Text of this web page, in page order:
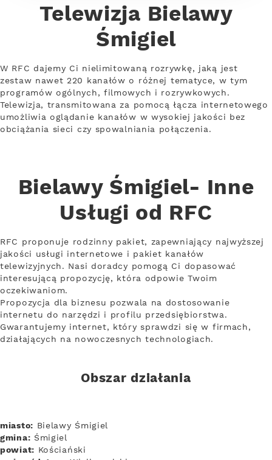
Telewizja Bielawy
Śmigiel
W RFC dajemy Ci nielimitowaną rozrywkę, jaką jest
zestaw nawet 220 kanałów o różnej tematyce, w tym
programów ogólnych, filmowych i rozrywkowych.
Telewizja, transmitowana za pomocą łącza internetowego
umożliwia oglądanie kanałów w wysokiej jakości bez
obciążania sieci czy spowalniania połączenia.
Bielawy Śmigiel- Inne
Usługi od RFC
RFC proponuje rodzinny pakiet, zapewniający najwyższej
jakości usługi internetowe i pakiet kanałów
telewizyjnych. Nasi doradcy pomogą Ci dopasować
interesującą propozycję, która odpowie Twoim
oczekiwaniom.
Propozycja dla biznesu pozwala na dostosowanie
internetu do narzędzi i profilu przedsiębiorstwa.
Gwarantujemy internet, który sprawdzi się w firmach,
działających na nowoczesnych technologiach.
Obszar działania
miasto: Bielawy Śmigiel
gmina: Śmigiel
powiat: Kościański